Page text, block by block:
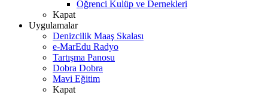
Öğrenci Kulüp ve Dernekleri
Kapat
Uygulamalar
Denizcilik Maaş Skalası
e-MarEdu Radyo
Tartışma Panosu
Dobra Dobra
Mavi Eğitim
Kapat